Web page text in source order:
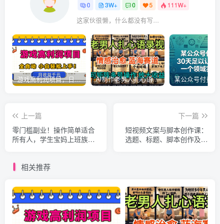
0 3W+ 0 5 111W+
这家伙很懒，什么都没有写...
游戏高利润项目，日收益1k+，全自动，无需值守，解放双手，小白轻松上手【揭秘】 AI制作老男人扎心语录，5分钟一条，操作简单，流量非常大，保姆级教程
上一篇
零门槛副业！操作简单适合
所有人，学生宝妈上班族都
下一篇
短视频文案与脚本创作课：
选题、标题、脚本创作及文
相关推荐